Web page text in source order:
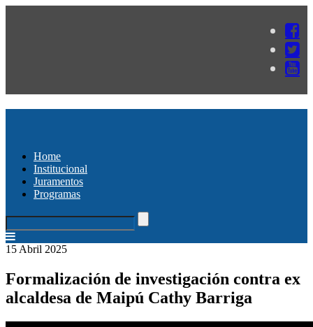
Home
Institucional
Juramentos
Programas
15 Abril 2025
Formalización de investigación contra ex
alcaldesa de Maipú Cathy Barriga